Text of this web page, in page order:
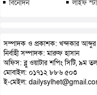
বিনোদন
লাইফ
সম্পাদক ও প্রকাশক: খন্দকার আব্দুর
নির্বাহী সম্পাদক: মারুফ হাসান
অফিস: ব্লু ওয়াটার শপিং সিটি, ৯ম
মোবাইল: ০১৭১২ ৮৮৬ ৫০৩
ই-মেইল: